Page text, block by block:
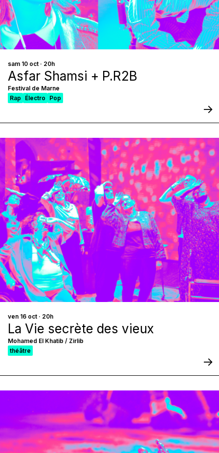
Asfar Shamsi + P.R2B
sam 10 oct · 20h
Festival de Marne
Rap
Électro Pop
La Vie secrète des vieux
ven 16 oct · 20h
Mohamed El Khatib / Zirlib
théâtre